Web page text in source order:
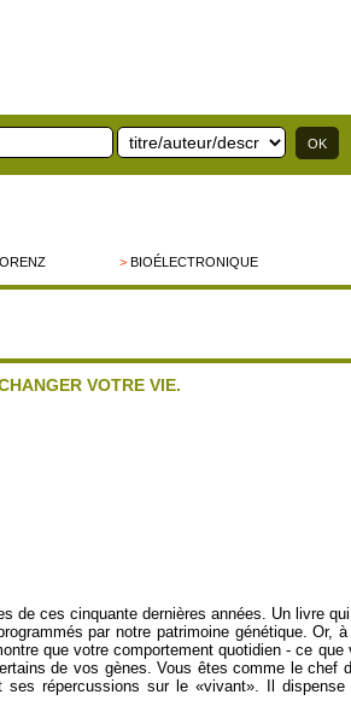
>BIOÉLECTRONIQUE
VOTRE VIE.
de ces cinquante dernières années. Un livre
par notre patrimoine génétique.
que votre comportement quotidien - ce
de vos gènes. Vous êtes comme le chef
répercussions sur le «vivant». Il